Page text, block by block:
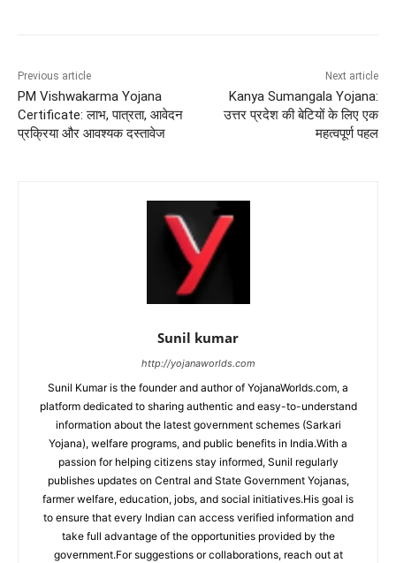
Previous article
PM Vishwakarma Yojana
Certificate: लाभ, पात्रता, आवेदन
प्रक्रिया और आवश्यक दस्तावेज
Next article
Kanya Sumangala Yojana:
उत्तर प्रदेश की बेटियों के लिए एक
महत्वपूर्ण पहल
Sunil kumar
http://yojanaworlds.com
Sunil Kumar is the founder and author of YojanaWorlds.com, a
platform dedicated to sharing authentic and easy-to-understand
information about the latest government schemes (Sarkari
Yojana), welfare programs, and public benefits in India.With a
passion for helping citizens stay informed, Sunil regularly
publishes updates on Central and State Government Yojanas,
farmer welfare, education, jobs, and social initiatives.His goal is
to ensure that every Indian can access verified information and
take full advantage of the opportunities provided by the
government.For suggestions or collaborations, reach out at